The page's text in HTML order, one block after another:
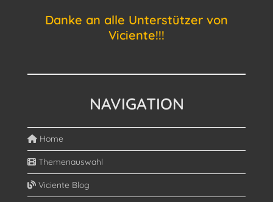
Danke an alle Unterstützer von
Viciente!!!
NAVIGATION
Home
Themenauswahl
Viciente Blog